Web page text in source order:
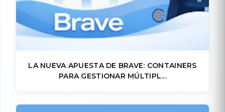
LA NUEVA APUESTA DE BRAVE: CONTAINERS
PARA GESTIONAR MÚLTIPL...